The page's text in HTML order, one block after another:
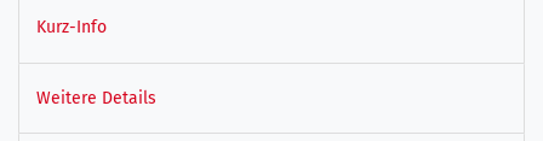
Kurz-Info
Weitere Details